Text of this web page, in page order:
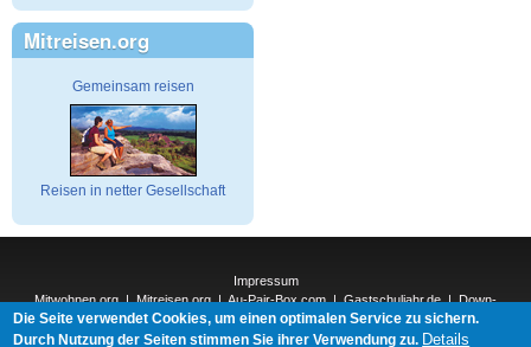
Mitreisen.org
Gemeinsam reisen
Reisen in netter Gesellschaft
Impressum
Mitwohnen.org|Mitreisen.org|Au-Pair-Box.com|Gastschuljahr.de|Down-
Under.org |Elderpair.com|
Interconnections-Verlag.de|Natur-und-Umwelt.org|ReiseTops.com|
Die Seite verwendet Cookies, um einen optimalen Service zu sichern.
Durch Nutzung der Seiten stimmen Sie ihrer Verwendung zu. Details